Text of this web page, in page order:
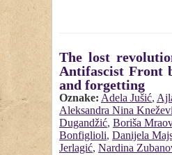
The lost
Antifascist Front
and forgetting
Oznake: Adela Jušić,
Aleksandra Nina
Dugandžić, Boriša
Bonfiglioli, Danijela
Jerlagić, Nardina